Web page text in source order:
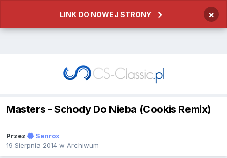
LINK DO NOWEJ STRONY ×
Masters - Schody Do Nieba (Cookis Remix)
Przez
Senrox
19 Sierpnia 2014 w Archiwum